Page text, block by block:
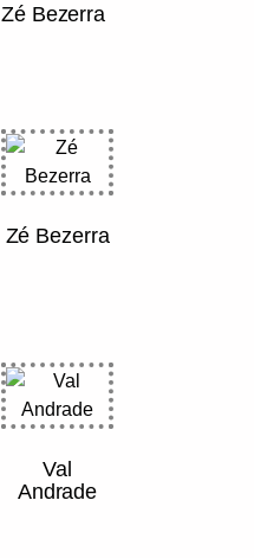
Zé Bezerra
Zé Bezerra
Val
Andrade